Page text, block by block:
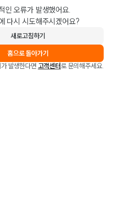
인 오류가 발생했어요.
다시 시도해주시겠어요?
새로고침하기
홈으로 돌아가기
발생한다면 고객센터로 문의해주세요.